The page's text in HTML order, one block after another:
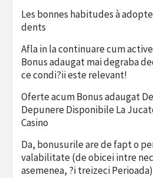
Les bonnes habitudes à
dents
Afla in la continuare cum
Bonus adaugat mai degraba
ce condi?ii este relevant!
Oferte acum Bonus adaugat
Depunere Disponibile La
Casino
Da, bonusurile are de fapt o
valabilitate (de obicei intre
asemenea, ?i treizeci Perioada)